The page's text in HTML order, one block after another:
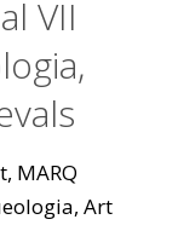
VII
MARQ
Art